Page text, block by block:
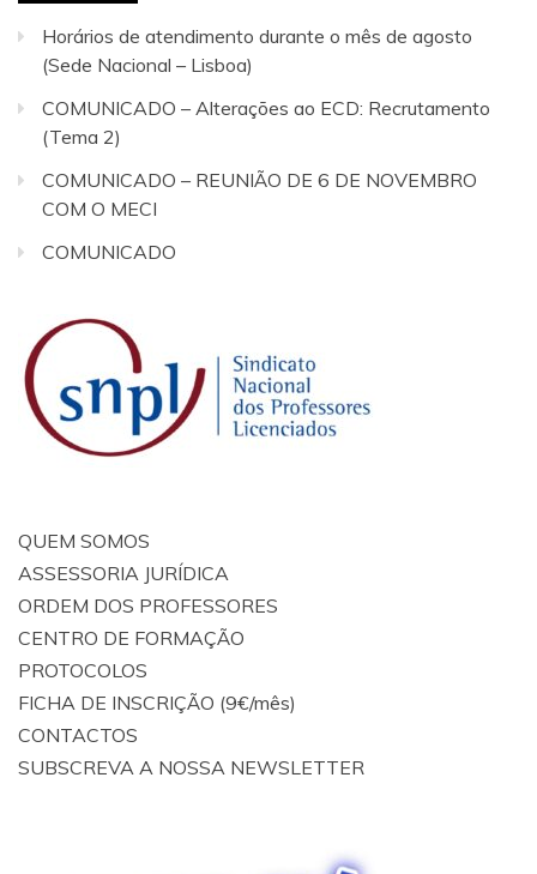
Horários de atendimento durante o mês de agosto
(Sede Nacional – Lisboa)
COMUNICADO – Alterações ao ECD: Recrutamento
(Tema 2)
COMUNICADO – REUNIÃO DE 6 DE NOVEMBRO
COM O MECI
COMUNICADO
QUEM SOMOS
ASSESSORIA JURÍDICA
ORDEM DOS PROFESSORES
CENTRO DE FORMAÇÃO
PROTOCOLOS
FICHA DE INSCRIÇÃO (9€/mês)
CONTACTOS
SUBSCREVA A NOSSA NEWSLETTER